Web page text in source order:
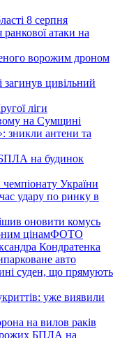
8 серпня
атаки на
ворожим дроном
загинув цивільний
ліги
на Сумщині
зникли антени та
БПЛА на будинок
України
удару по ринку в
оновити комусь
цінамФОТО
Кондратенка
авто
суден, що прямують
уже виявили
на вилов раків
БПЛА на